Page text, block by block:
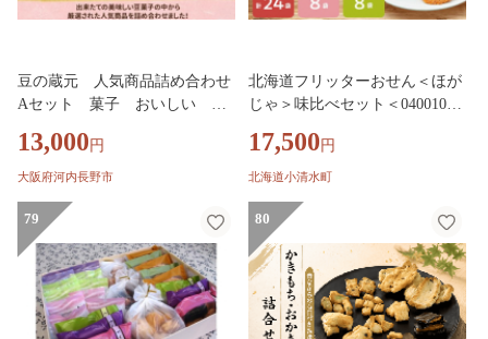
豆の蔵元 人気商品詰め合わせ
Aセット 菓子 おいしい お
ち
13,000 円
大阪府河内長野市
北海道フリッターおせん＜ほが
じゃ＞味比べセット＜0400101
リッターおせん 味比べ セット
人気 美味しい【1682321】
17,500 円
北海道小清水町
79 80